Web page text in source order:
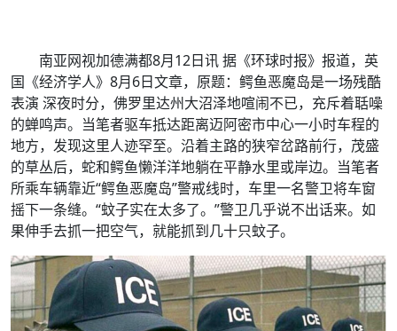
南亚网视加德满都8月12日讯 据《环球时报》报道，英
国《经济学人》8月6日文章，原题：鳄鱼恶魔岛是一场残酷
表演 深夜时分，佛罗里达州大沼泽地喧闹不已，充斥着聒噪
的蝉鸣声。当笔者驱车抵达距离迈阿密市中心一小时车程的
地方，发现这里人迹罕至。沿着主路的狭窄岔路前行，茂盛
的草丛后，蛇和鳄鱼懒洋洋地躺在平静水里或岸边。当笔者
所乘车辆靠近“鳄鱼恶魔岛”警戒线时，车里一名警卫将车窗
摇下一条缝。“蚊子实在太多了。”警卫几乎说不出话来。如
果伸手去抓一把空气，就能抓到几十只蚊子。